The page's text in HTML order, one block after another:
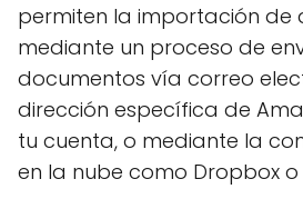
permiten la importación de
mediante un proceso de
documentos vía correo
dirección específica de
tu cuenta, o mediante la
en la nube como Dropbox o